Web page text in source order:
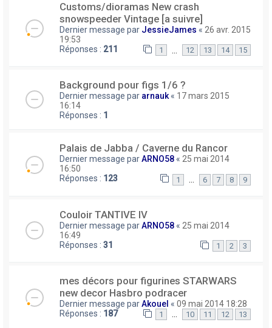
Customs/dioramas New crash
snowspeeder Vintage [a suivre]
Dernier message par JessieJames « 26 avr. 2015
19:53
Réponses : 211 1 12 13 14 15
Background pour figs 1/6 ?
Dernier message par arnauk« 17 mars 2015
16:14
Réponses : 1
Palais de Jabba / Caverne du Rancor
Dernier message parARNO58 « 25 mai 2014
16:50
Réponses : 123 1 6 7 8 9
Couloir TANTIVE IV
Dernier message parARNO58 « 25 mai 2014
16:49
Réponses : 31 1 2 3
mes décors pour figurines STARWARS
new decor Hasbro podracer
Dernier message parAkouel « 09 mai 2014 18:28
Réponses : 187 1 10 11 12 13